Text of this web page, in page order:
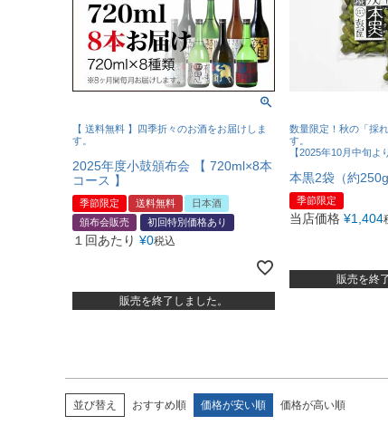
【 送料無料 】四季折々のお酒をお届けしま
す。
2025年度小鼓頒布会 【 720ml×8本
コース 】
季節限定 送料無料
日本酒
頒布会販売
初回特別価格あり
１回あたり ¥0税込
販売を終了しました。
数量限定！秋の「採
す。
【2025年10月中旬よ
本黒2袋（約
季節限定
当店価格 ¥1,404
販売を終
並び替え おすすめ順 価格が安い順 価格が高い順